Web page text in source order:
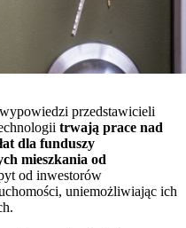
przedstawicieli
trwają prace nad
dla funduszy
mieszkania od
od inwestorów
uniemożliwiając ich